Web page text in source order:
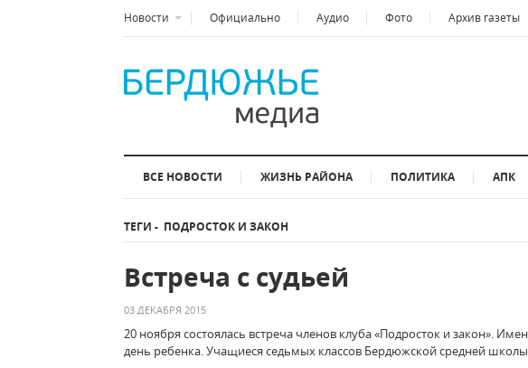
Новости Официально Аудио Фото Архив газеты
ВСЕ НОВОСТИ ЖИЗНЬ РАЙОНА ПОЛИТИКА АПК
ТЕГИ - ПОДРОСТОК И ЗАКОН
Встреча с судьей
03 ДЕКАБРЯ 2015
20 ноября состоялась встреча членов клуба «Подросток и закон».
день ребенка. Учащиеся седьмых классов Бердюжской средней